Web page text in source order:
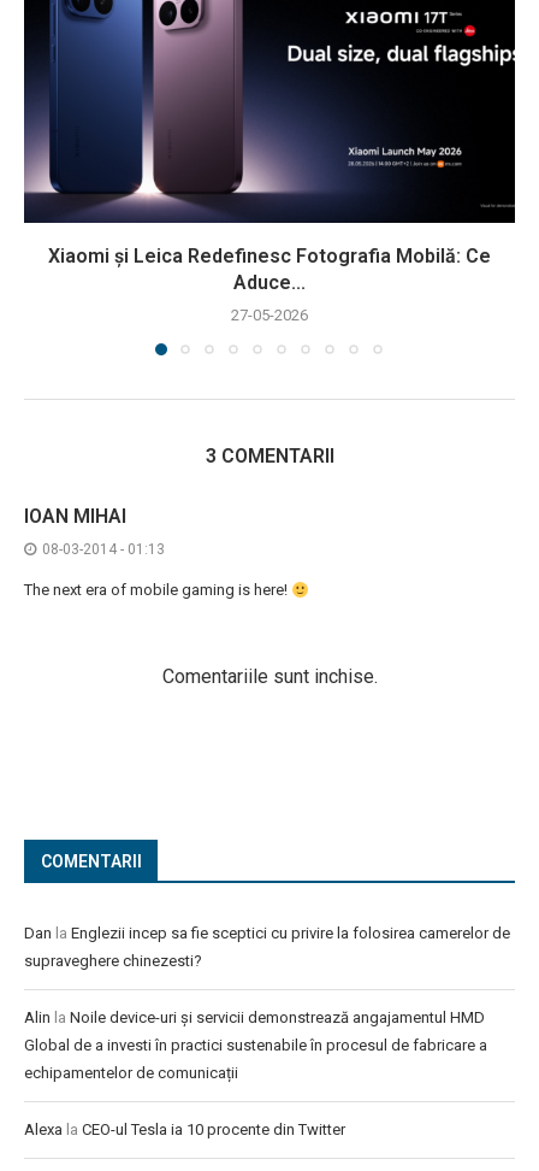
Xiaomi și Leica Redefinesc Fotografia Mobilă: Ce
Aduce...
27-05-2026
3 COMENTARII
IOAN MIHAI
08-03-2014 - 01:13
The next era of mobile gaming is here!
Comentariile sunt inchise.
COMENTARII
Dan la Englezii incep sa fie sceptici cu privire la folosirea camerelor de
supraveghere chinezesti?
Alin la Noile device-uri și servicii demonstrează angajamentul HMD
Global de a investi în practici sustenabile în procesul de fabricare a
echipamentelor de comunicații
Alexa la CEO-ul Tesla ia 10 procente din Twitter